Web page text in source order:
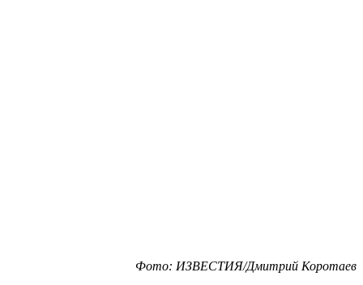
Фото: ИЗВЕСТИЯ/Дмитрий Коротаев